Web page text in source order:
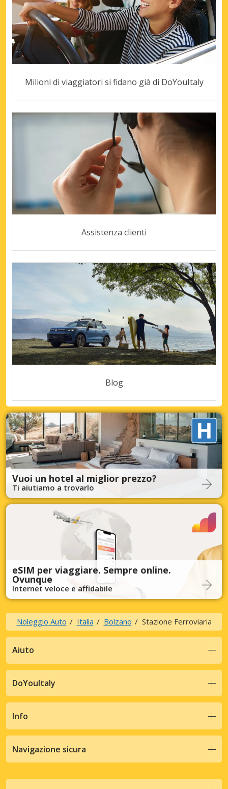
Milioni di viaggiatori si fidano già di DoYouItaly
Assistenza clienti
Blog
Vuoi un hotel al miglior prezzo?
Ti aiutiamo a trovarlo
eSIM per viaggiare. Sempre online.
Ovunque
Internet veloce e affidabile
Noleggio Auto Italia Bolzano Stazione Ferroviaria
Aiuto
DoYouItaly
Info
Navigazione sicura